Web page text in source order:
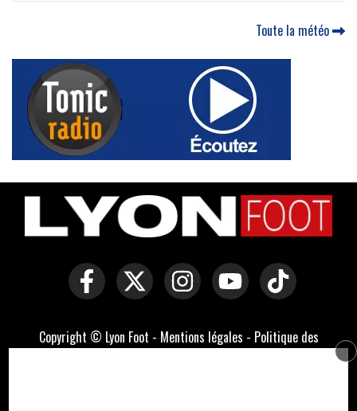
Toute la météo
Copyright © Lyon Foot - Mentions légales - Politique des